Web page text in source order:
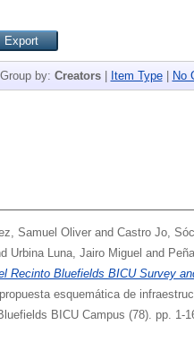
Group by: Creators| Item Type| No
Samuel Oliver and Castro Jo,
Urbina Luna, Jairo Miguel and
Recinto Bluefields BICU Survey
esquemática de
BICU Campus (78). pp. 1-